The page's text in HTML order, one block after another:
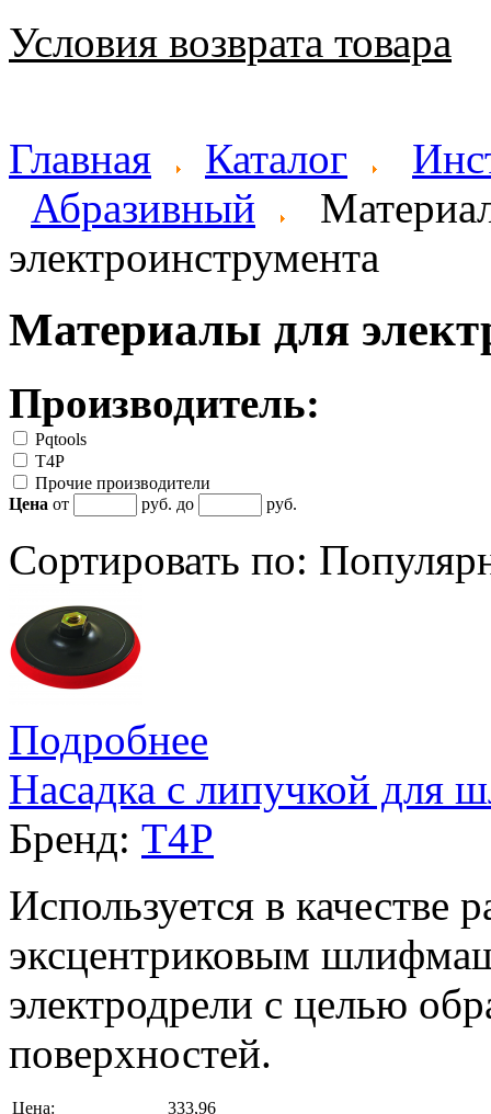
Условия возврата товара
Главная Каталог
Абразивный
электроинструмента
Материалы для
Производитель:
Pqtools
T4P
Прочие производители
Цена от руб. до руб.
Сортировать по:
Подробнее
Насадка с липучкой для
Бренд: T4P
Используется в качестве
эксцентриковым
электродрели с целью
поверхностей.
Цена:
333,96